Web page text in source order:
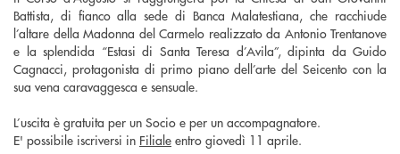
Battista, di fianco alla sede di Banca Malatestiana, che racchiude
l’altare della Madonna del Carmelo realizzato da Antonio Trentanove
e la splendida “Estasi di Santa Teresa d’Avila”, dipinta da Guido
Cagnacci, protagonista di primo piano dell’arte del Seicento con la
sua vena caravaggesca e sensuale.
L’uscita è gratuita per un Socio e per un accompagnatore.
E' possibile iscriversi in Filiale entro giovedì 11 aprile.